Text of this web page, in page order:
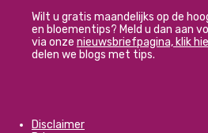
Wilt u gratis maandelijks op de
en bloementips? Meld u dan aan
via onze nieuwsbriefpagina, klik
delen we blogs met tips.
Disclaimer